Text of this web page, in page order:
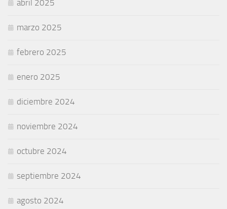
abril 2025
marzo 2025
febrero 2025
enero 2025
diciembre 2024
noviembre 2024
octubre 2024
septiembre 2024
agosto 2024